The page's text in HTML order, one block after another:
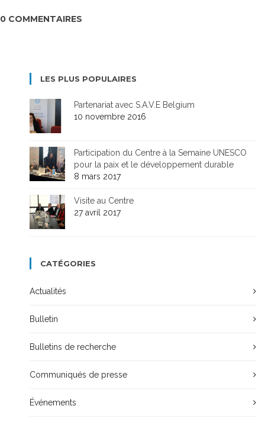
0 COMMENTAIRES
LES PLUS POPULAIRES
Partenariat avec S.A.V.E Belgium
10 novembre 2016
Participation du Centre à la Semaine UNESCO
pour la paix et le développement durable
8 mars 2017
Visite au Centre
27 avril 2017
CATÉGORIES
Actualités
Bulletin
Bulletins de recherche
Communiqués de presse
Événements